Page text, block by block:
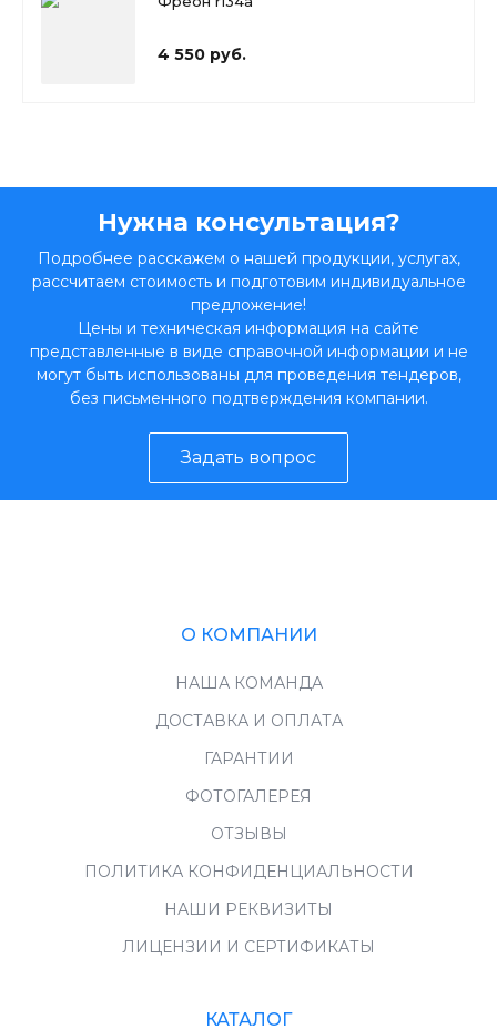
4 550 руб.
Нужна консультация?
Подробнее расскажем о нашей продукции, услугах,
рассчитаем стоимость и подготовим индивидуальное
предложение!
Цены и техническая информация на сайте
представленные в виде справочной информации и не
могут быть использованы для проведения тендеров,
без письменного подтверждения компании.
Задать вопрос
О КОМПАНИИ
НАША КОМАНДА
ДОСТАВКА И ОПЛАТА
ГАРАНТИИ
ФОТОГАЛЕРЕЯ
ОТЗЫВЫ
ПОЛИТИКА КОНФИДЕНЦИАЛЬНОСТИ
НАШИ РЕКВИЗИТЫ
ЛИЦЕНЗИИ И СЕРТИФИКАТЫ
КАТАЛОГ